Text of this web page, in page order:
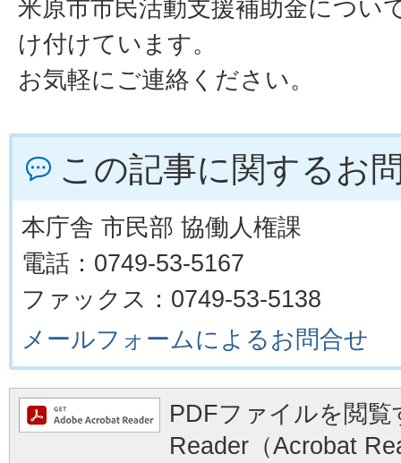
米原市市民活動支援補助金につい
け付けています。
お気軽にご連絡ください。
この記事に関するお
本庁舎 市民部 協働人権課
電話：0749-53-5167
ファックス：0749-53-5138
メールフォームによるお問合せ
PDFファイルを閲
Reader（Acrobat